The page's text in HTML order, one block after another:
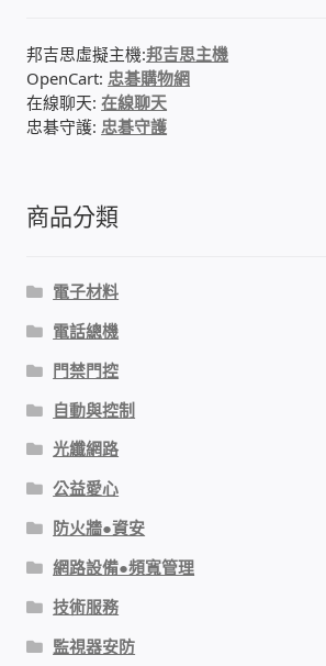
智慧櫃
電子鎖 凱特安Kwikset
門禁安全控制 工具 軟體 手冊
建築技術設備設置
租屋維修、租屋安全
智慧電錶、儲值、雲端 電子式電錶
充電樁
DIY材料
邦吉思虛擬主機:邦吉思主機
OpenCart: 忠碁購物網
在線聊天:在線聊天
忠碁守護: 忠碁守護
商品分類
電子材料
電話總機
門禁門控
自動與控制
光纖網路
公益愛心
防火牆●資安
網路設備●頻寬管理
技術服務
監視器安防